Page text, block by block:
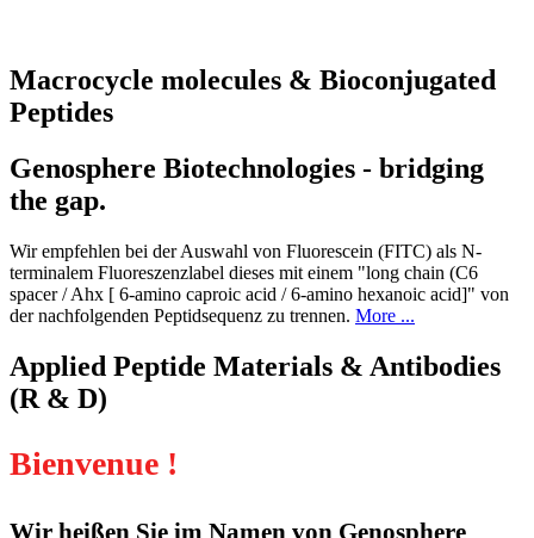
Macrocycle molecules & Bioconjugated
Peptides
Genosphere Biotechnologies - bridging
the gap.
Wir empfehlen bei der Auswahl von Fluorescein (FITC) als N-
terminalem Fluoreszenzlabel dieses mit einem "long chain (C6
spacer / Ahx [ 6-amino caproic acid / 6-amino hexanoic acid]" von
der nachfolgenden Peptidsequenz zu trennen. More ...
Applied Peptide Materials & Antibodies
(R & D)
Bienvenue !
Wir heißen Sie im Namen von Genosphere